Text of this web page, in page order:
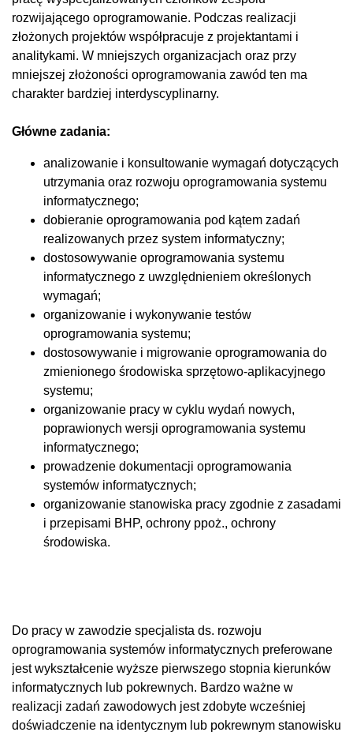
rozwijającego oprogramowanie. Podczas realizacji
złożonych projektów współpracuje z projektantami i
analitykami. W mniejszych organizacjach oraz przy
mniejszej złożoności oprogramowania zawód ten ma
charakter bardziej interdyscyplinarny.
Główne zadania:
analizowanie i konsultowanie wymagań dotyczących
utrzymania oraz rozwoju oprogramowania systemu
informatycznego;
dobieranie oprogramowania pod kątem zadań
realizowanych przez system informatyczny;
dostosowywanie oprogramowania systemu
informatycznego z uwzględnieniem określonych
wymagań;
organizowanie i wykonywanie testów
oprogramowania systemu;
dostosowywanie i migrowanie oprogramowania do
zmienionego środowiska sprzętowo-aplikacyjnego
systemu;
organizowanie pracy w cyklu wydań nowych,
poprawionych wersji oprogramowania systemu
informatycznego;
prowadzenie dokumentacji oprogramowania
systemów informatycznych;
organizowanie stanowiska pracy zgodnie z zasadami
i przepisami BHP, ochrony ppoż., ochrony
środowiska.
Do pracy w zawodzie specjalista ds. rozwoju
oprogramowania systemów informatycznych preferowane
jest wykształcenie wyższe pierwszego stopnia kierunków
informatycznych lub pokrewnych. Bardzo ważne w
realizacji zadań zawodowych jest zdobyte wcześniej
doświadczenie na identycznym lub pokrewnym stanowisku